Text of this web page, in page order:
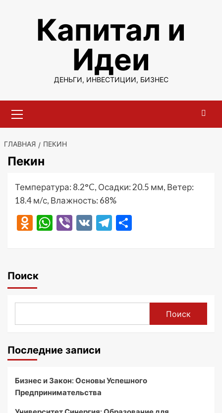
содержимомуКапитал и
Идеи
ДЕНЬГИ, ИНВЕСТИЦИИ, БИЗНЕС
меню
ГЛАВНАЯ ПЕКИН
Пекин
Температура: 8.2°C, Осадки: 20.5 мм, Ветер:
18.4 м/с, Влажность: 68%
Odnoklassniki
WhatsApp
Viber
VK Telegram
Поиск
Поиск
Последние записи
Бизнес и Закон: Основы Успешного
Предпринимательства